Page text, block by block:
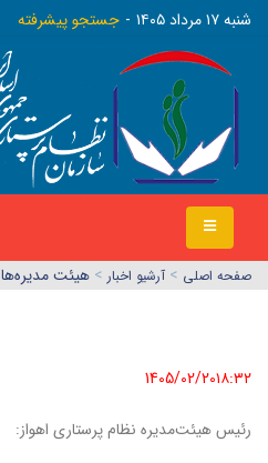
شنبه ١٧ مرداد ١٤٠٥ جستجو پیشرفته
صفحه اصلي > آرشیو اخبار > هیئت مدیره‌ها
1405/02/20١٨:٣٢
رئیس هیئت‌مدیره نظام پرستاری اهواز: